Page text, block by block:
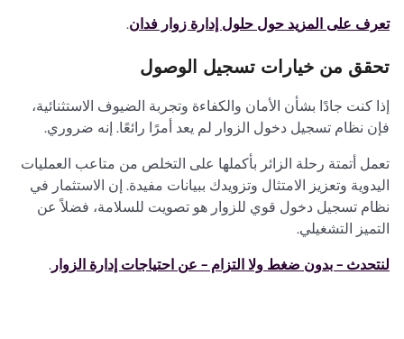
تعرف على المزيد حول حلول إدارة زوار فدان.
تحقق من خيارات تسجيل الوصول
إذا كنت جادًا بشأن الأمان والكفاءة وتجربة الضيوف الاستثنائية،
فإن نظام تسجيل دخول الزوار لم يعد أمرًا رائعًا. إنه ضروري.
تعمل أتمتة رحلة الزائر بأكملها على التخلص من متاعب العمليات
اليدوية وتعزيز الامتثال وتزويدك ببيانات مفيدة. إن الاستثمار في
نظام تسجيل دخول قوي للزوار هو تصويت للسلامة، فضلاً عن
التميز التشغيلي.
لنتحدث - بدون ضغط ولا التزام - عن احتياجات إدارة الزوار .